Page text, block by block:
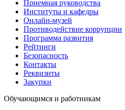
Приемная руководства
Институты и кафедры
Онлайн-музей
Противодействие коррупции
Программа развития
Рейтинги
Безопасность
Контакты
Реквизиты
Закупки
Обучающимся и работникам